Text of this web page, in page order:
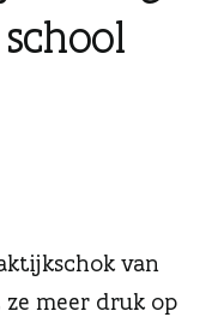
van
meer druk op